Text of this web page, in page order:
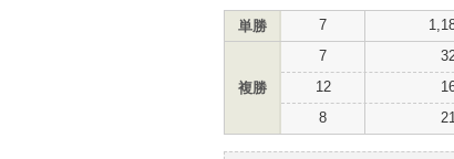
単勝 7
複勝
7
12
8